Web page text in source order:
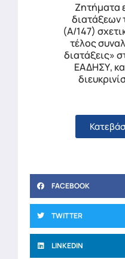
Ζητήματα
διατάξεων
(Α/147)
τέλος
διατάξεις»
ΕΑΔΗΣΥ,
FACEBOOK
TWITTER
LINKEDIN